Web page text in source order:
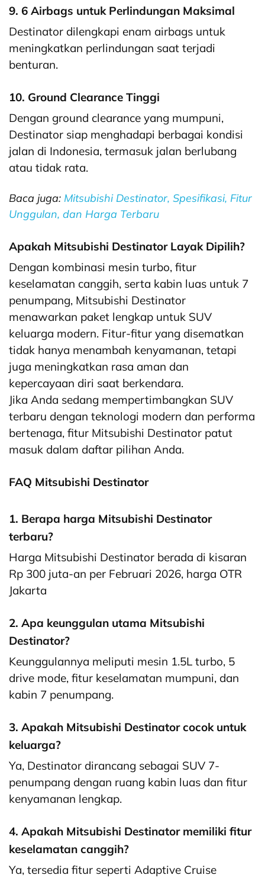
9. 6 Airbags untuk Perlindungan Maksimal
Destinator dilengkapi enam airbags untuk
meningkatkan perlindungan saat terjadi
benturan.
10. Ground Clearance Tinggi
Dengan ground clearance yang mumpuni,
Destinator siap menghadapi berbagai kondisi
jalan di Indonesia, termasuk jalan berlubang
atau tidak rata.
Baca juga: Mitsubishi Destinator, Spesifikasi, Fitur
Unggulan, dan Harga Terbaru
Apakah Mitsubishi Destinator Layak Dipilih?
Dengan kombinasi mesin turbo, fitur
keselamatan canggih, serta kabin luas untuk 7
penumpang, Mitsubishi Destinator
menawarkan paket lengkap untuk SUV
keluarga modern. Fitur-fitur yang disematkan
tidak hanya menambah kenyamanan, tetapi
juga meningkatkan rasa aman dan
kepercayaan diri saat berkendara.
Jika Anda sedang mempertimbangkan SUV
terbaru dengan teknologi modern dan performa
bertenaga, fitur Mitsubishi Destinator patut
masuk dalam daftar pilihan Anda.
FAQ Mitsubishi Destinator
1. Berapa harga Mitsubishi Destinator
terbaru?
Harga Mitsubishi Destinator berada di kisaran
Rp 300 juta-an per Februari 2026, harga OTR
Jakarta
2. Apa keunggulan utama Mitsubishi
Destinator?
Keunggulannya meliputi mesin 1.5L turbo, 5
drive mode, fitur keselamatan mumpuni, dan
kabin 7 penumpang.
3. Apakah Mitsubishi Destinator cocok untuk
keluarga?
Ya, Destinator dirancang sebagai SUV 7-
penumpang dengan ruang kabin luas dan fitur
kenyamanan lengkap.
4. Apakah Mitsubishi Destinator memiliki fitur
keselamatan canggih?
Ya, tersedia fitur seperti Adaptive Cruise